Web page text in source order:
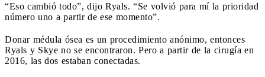
“Eso cambió todo”, dijo Ryals. “Se volvió para mí la prioridad
número uno a partir de ese momento”.
Donar médula ósea es un procedimiento anónimo, entonces
Ryals y Skye no se encontraron. Pero a partir de la cirugía en
2016, las dos estaban conectadas.